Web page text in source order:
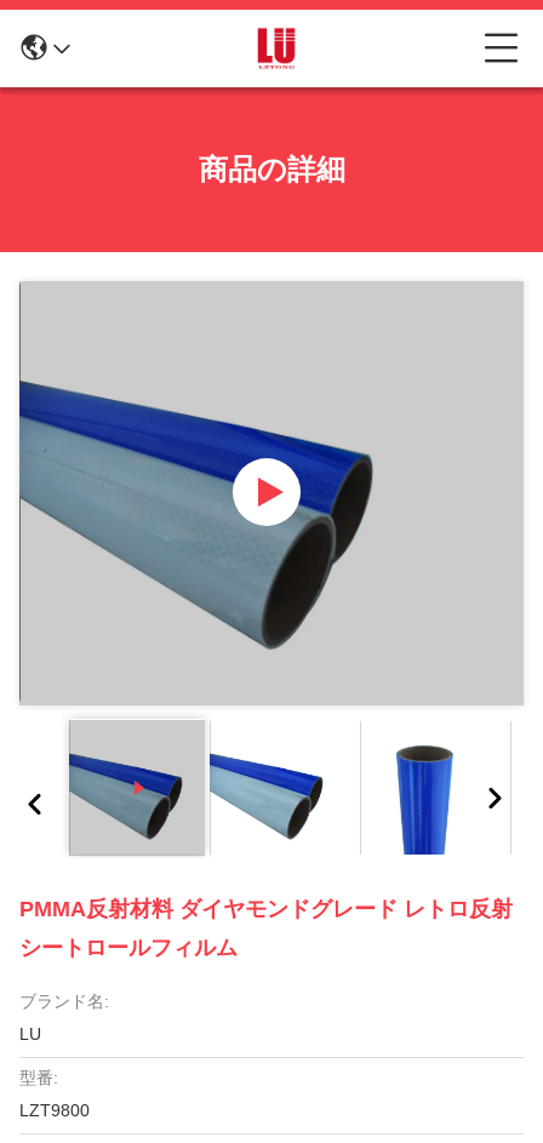
商品の詳細
PMMA反射材料 ダイヤモンドグレード レトロ反射
シートロールフィルム
ブランド名:
LU
型番:
LZT9800